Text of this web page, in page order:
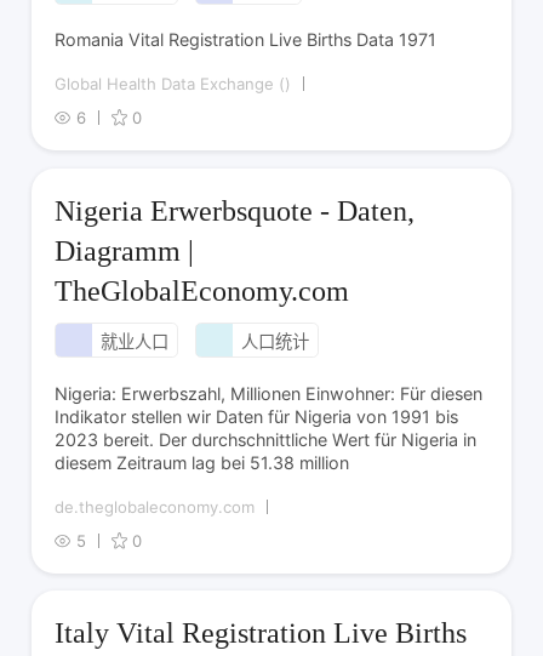
Romania Vital Registration Live Births Data 1971
Global Health Data Exchange ()
6
0
Nigeria Erwerbsquote - Daten,
Diagramm |
TheGlobalEconomy.com
就业人口 人口统计
Nigeria: Erwerbszahl, Millionen Einwohner: Für diesen
Indikator stellen wir Daten für Nigeria von 1991 bis
2023 bereit. Der durchschnittliche Wert für Nigeria in
diesem Zeitraum lag bei 51.38 million
de.theglobaleconomy.com
5
0
Italy Vital Registration Live Births